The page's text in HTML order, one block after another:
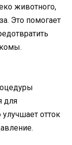
животного,
Это помогает
для
улучшает отток